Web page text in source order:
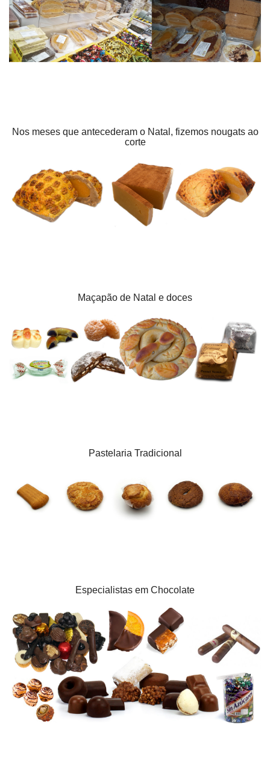
Nos meses que antecederam o Natal, fizemos nougats ao
corte
Maçapão de Natal e doces
Pastelaria Tradicional
Especialistas em Chocolate